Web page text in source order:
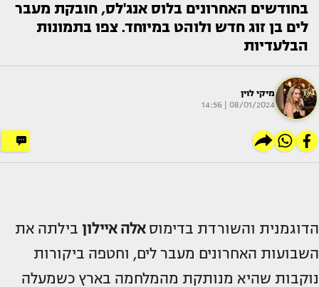
בחודשים האחרונים בלוס אנג'לס, חובקת מעבר
לים בן זוג חדש ולוהט במיוחד. צפו בתמונות
הבלעדיות
מיקי לוין
08/01/2024 | 14:56
הדוגמנית והשורדת בדימוסאלה איילון בילתה את
השבועות האחרונים מעבר לים, וחטפה ביקורות
נוקבות שהיא מנותקת מהמלחמה בארץ כשמעלה